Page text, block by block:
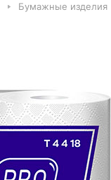
Бумажные изделия